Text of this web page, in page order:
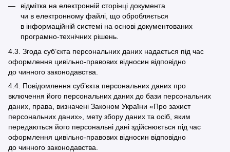
відмітка на електронній сторінці документа
чи в електронному файлі, що обробляється
в інформаційній системі на основі документованих
програмно-технічних рішень.
4.3. Згода суб’єкта персональних даних надається під час
оформлення цивільно-правових відносин відповідно
до чинного законодавства.
4.4. Повідомлення суб’єкта персональних даних про
включення його персональних даних до бази персональних
даних, права, визначені Законом України «Про захист
персональних даних», мету збору даних та осіб, яким
передаються його персональні дані здійснюється під час
оформлення цивільно-правових відносин відповідно
до чинного законодавства.